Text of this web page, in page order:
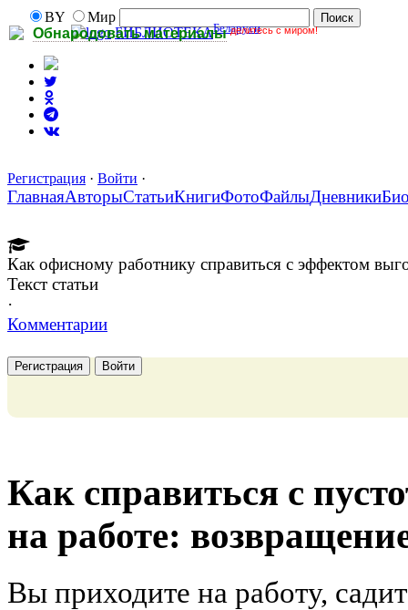
Обнародовать материалы делитесь с миром!
BY
Мир
БИБЛИОТЕКАБеларуси
Регистрация · Войти ·
ГлавнаяАвторыСтатьиКнигиФотоФайлыДневники
Как офисному работнику справиться с эффектом
Текст статьи
·
Комментарии
Регистрация Войти
Как справиться с
на работе:
Вы приходите на работу,